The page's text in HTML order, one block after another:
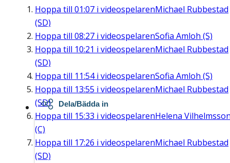
Hoppa till 01:07 i videospelarenMichael Rubbestad
(SD)
Hoppa till 08:27 i videospelarenSofia Amloh (S)
Hoppa till 10:21 i videospelarenMichael Rubbestad
(SD)
Hoppa till 11:54i videospelarenSofia Amloh (S)
Hoppa till 13:55 i videospelarenMichael Rubbestad
(SD)
Hoppa till 15:33 i videospelarenHelena
(C)
Hoppa till 17:26 i videospelarenMichael Rubbestad
(SD)
Dela/Bädda in